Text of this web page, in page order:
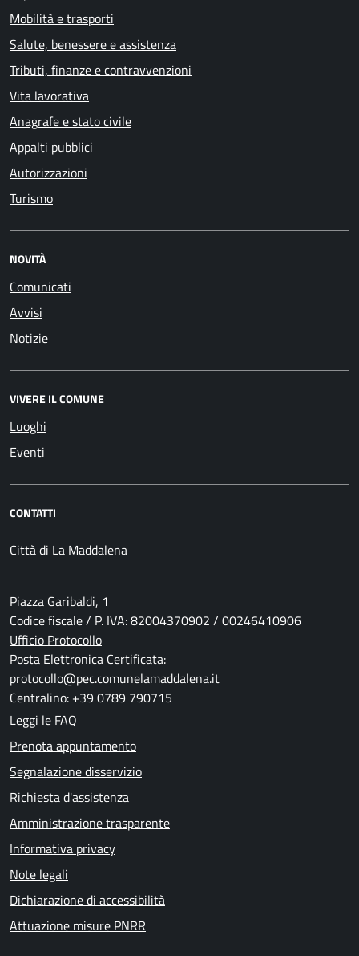
Mobilità e trasporti
Salute, benessere e assistenza
Tributi, finanze e contravvenzioni
Vita lavorativa
Anagrafe e stato civile
Appalti pubblici
Autorizzazioni
Turismo
NOVITÀ
Comunicati
Avvisi
Notizie
VIVERE IL COMUNE
Luoghi
Eventi
CONTATTI
Città di La Maddalena
Piazza Garibaldi, 1
Codice fiscale / P. IVA: 82004370902 / 00246410906
Ufficio Protocollo
Posta Elettronica Certificata:
protocollo@pec.comunelamaddalena.it
Centralino: +39 0789 790715
Leggi le FAQ
Prenota appuntamento
Segnalazione disservizio
Richiesta d'assistenza
Amministrazione trasparente
Informativa privacy
Note legali
Dichiarazione di accessibilità
Attuazione misure PNRR